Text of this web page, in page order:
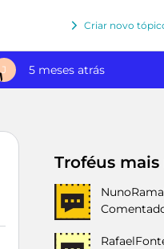
Criar novo
J 5 meses atrás
Troféus